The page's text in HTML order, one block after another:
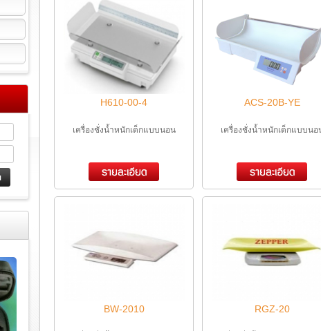
H610-00-4
เครื่องชั่งน้ำหนักเด็กแบบนอน
ACS-20B-YE
เครื่องชั่งน้ำหนักเด็กแบบนอ
BW-2010 RGZ-20